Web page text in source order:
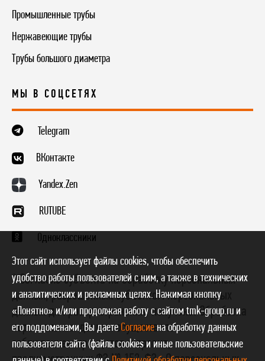
Промышленные трубы
Нержавеющие трубы
Трубы большого диаметра
МЫ В СОЦСЕТЯХ
Telegram
ВКонтакте
Yandex.Zen
RUTUBE
Одноклассники
* Согласие субъекта на обработку персональных
данных, разрешенных субъектом персональных
данных для распространения, получено. Обработка
персональных данных осуществляется с
соблюдением принципов и правил,
Этот сайт использует файлы cookies, чтобы обеспечить
удобство работы пользователей с ним, а также в технических
и аналитических и рекламных целях. Нажимая кнопку
«Понятно» и/или продолжая работу с сайтом tmk-group.ru и
его поддоменами, Вы даете Согласие на обработку данных
пользователя сайта (файлы cookies и иные пользовательские